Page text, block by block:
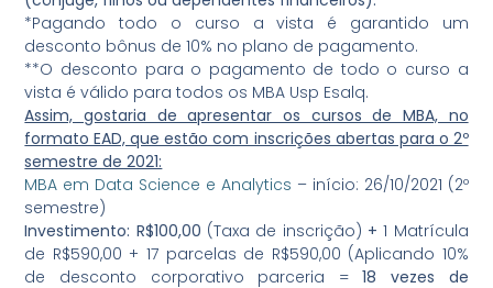
*Pagando todo o curso a vista é garantido um
desconto bônus de 10% no plano de pagamento.
**O desconto para o pagamento de todo o curso a
vista é válido para todos os MBA Usp Esalq.
Assim, gostaria de apresentar os cursos de MBA, no
formato EAD, que estão com inscrições abertas para o 2º
semestre de 2021:
MBA em Data Science e Analytics – início: 26/10/2021 (2º
semestre)
Investimento: R$100,00 (Taxa de inscrição) + 1 Matrícula
de R$590,00 + 17 parcelas de R$590,00 (Aplicando 10%
de desconto corporativo parceria =18 vezes de